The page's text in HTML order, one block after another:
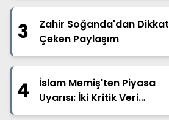
3
Zahir Soğanda'dan Dikkat
Çeken Paylaşım
4
İslam Memiş'ten Piyasa
Uyarısı: İki Kritik Veri
Dengeleri Değiştirecek!